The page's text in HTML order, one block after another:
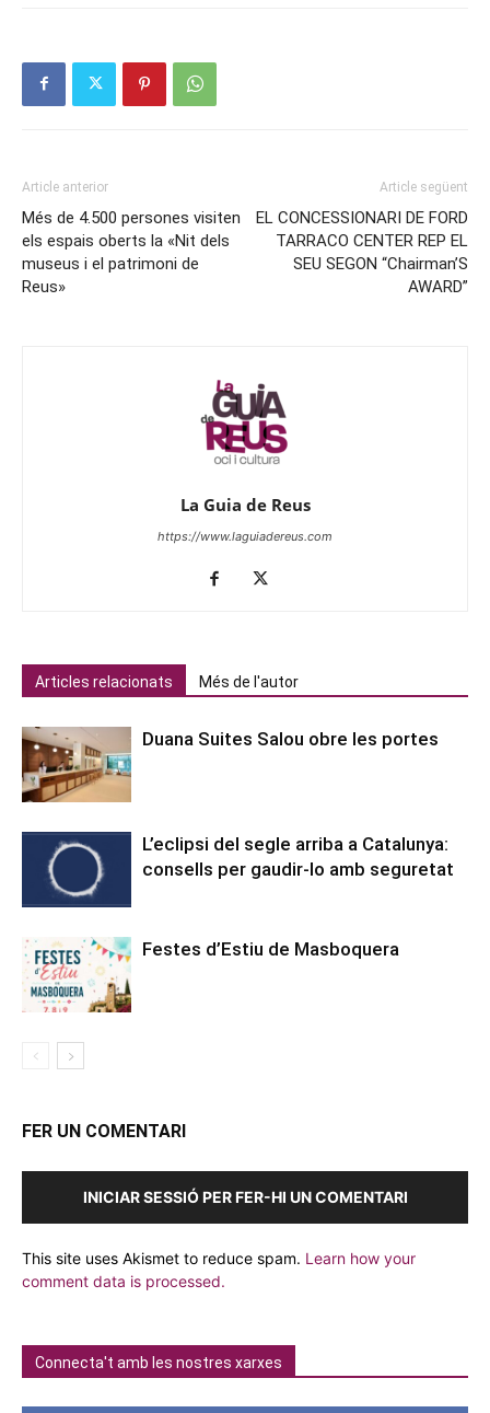
Article anterior
Més de 4.500 persones visiten
els espais oberts la «Nit dels
museus i el patrimoni de
Reus»
Article següent
EL CONCESSIONARI DE FORD
TARRACO CENTER REP EL
SEU SEGON “Chairman’S
AWARD”
La Guia de Reus
https://www.laguiadereus.com
Articles relacionats Més de l'autor
Duana Suites Salou obre les portes
L’eclipsi del segle arriba a Catalunya:
consells per gaudir-lo amb seguretat
Festes d’Estiu de Masboquera
FER UN COMENTARI
INICIAR SESSIÓ PER FER-HI UN COMENTARI
This site uses Akismet to reduce spam. Learn how your
comment data is processed.
Connecta't amb les nostres xarxes